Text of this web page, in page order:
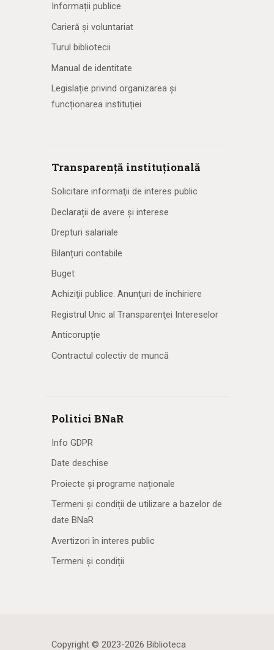
Informații publice
Carieră și voluntariat
Turul bibliotecii
Manual de identitate
Legislație privind organizarea și
funcționarea instituției
Transparență instituțională
Solicitare informaţii de interes public
Declarații de avere și interese
Drepturi salariale
Bilanțuri contabile
Buget
Achiziţii publice. Anunţuri de închiriere
Registrul Unic al Transparenţei Intereselor
Anticorupție
Contractul colectiv de muncă
Politici BNaR
Info GDPR
Date deschise
Proiecte și programe naționale
Termeni și condiții de utilizare a bazelor de
date BNaR
Avertizori în interes public
Termeni și condiții
Copyright © 2023-2026 Biblioteca